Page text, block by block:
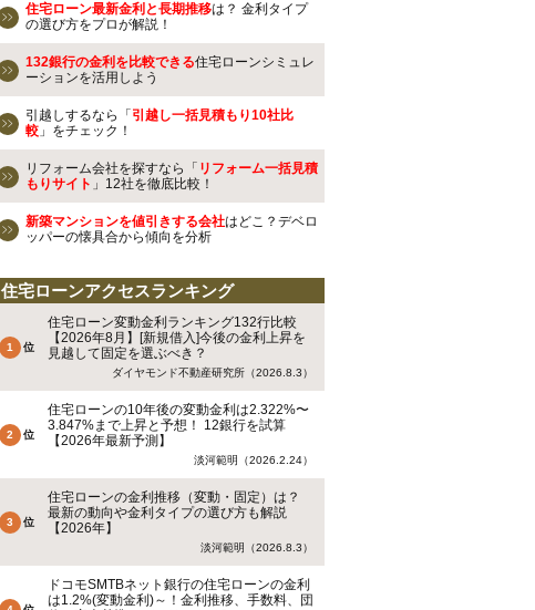
住宅ローン最新金利と長期推移は？ 金利タイプ
の選び方をプロが解説！
132銀行の金利を比較できる住宅ローンシミュレ
ーションを活用しよう
引越しするなら「 引越し一括見積もり10社比
較 」をチェック！
リフォーム会社を探すなら「 リフォーム一括見積
もりサイト 」12社を徹底比較！
新築マンションを値引きする会社はどこ？デベロ
ッパーの懐具合から傾向を分析
住宅ローンアクセスランキング
住宅ローン変動金利ランキング132行比較
【2026年8月】[新規借入]今後の金利上昇を
見越して固定を選ぶべき？
ダイヤモンド不動産研究所（2026.8.3）
住宅ローンの10年後の変動金利は2.322%〜
3.847%まで上昇と予想！ 12銀行を試算
【2026年最新予測】
淡河範明（2026.2.24）
住宅ローンの金利推移（変動・固定）は？
最新の動向や金利タイプの選び方も解説
【2026年】
淡河範明（2026.8.3）
ドコモSMTBネット銀行の住宅ローンの金利
は1.2%(変動金利)～！金利推移、手数料、団